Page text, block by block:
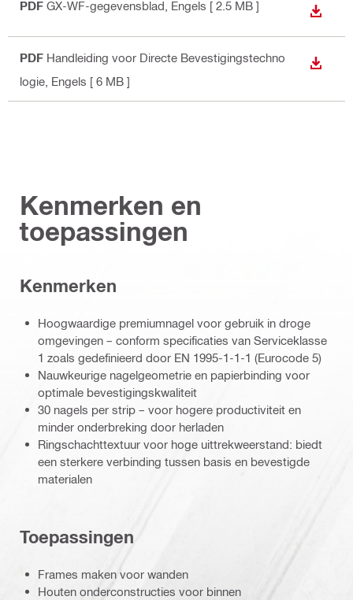
PDF GX-WF-gegevensblad , Engels [ 2.5 MB ]
PDF Handleiding voor Directe Bevestigingstechno
logie , Engels [ 6 MB ]
Kenmerken en
toepassingen
Kenmerken
Hoogwaardige premiumnagel voor gebruik in droge
omgevingen – conform specificaties van Serviceklasse
1 zoals gedefinieerd door EN 1995-1-1-1 (Eurocode 5)
Nauwkeurige nagelgeometrie en papierbinding voor
optimale bevestigingskwaliteit
30 nagels per strip – voor hogere productiviteit en
minder onderbreking door herladen
Ringschachttextuur voor hoge uittrekweerstand: biedt
een sterkere verbinding tussen basis en bevestigde
materialen
Toepassingen
Frames maken voor wanden
Houten onderconstructies voor binnen